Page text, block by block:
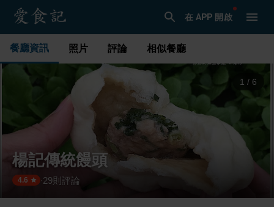
在 APP 開啟
餐廳資訊 照片 評論 相似餐廳
1 / 6
楊記傳統饅頭
4.6 ·29則評論